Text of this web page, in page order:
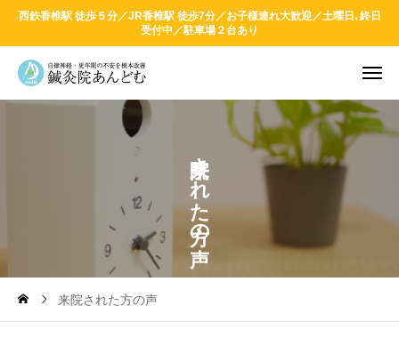
西鉄香椎駅 徒歩５分／JR香椎駅 徒歩7分／お子様連れ大歓迎／土曜日､終日
受付中／駐車場２台あり
さ
れ
た
の
来院された方の声